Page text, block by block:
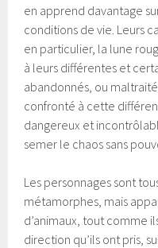
en apprend davantage
conditions de vie. Leurs
en particulier, la lune
à leurs différentes et
abandonnés, ou
confronté à cette
dangereux et
semer le chaos sans
Les personnages sont
métamorphes, mais
d’animaux, tout comme
direction qu’ils ont pris,